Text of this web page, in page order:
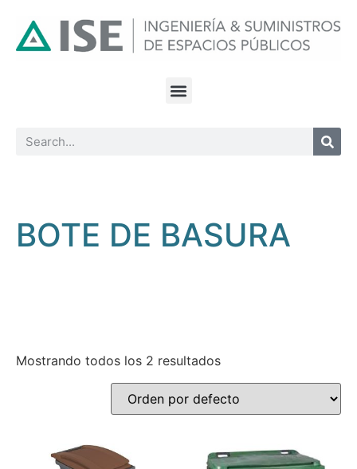
BOTE DE BASURA
Mostrando todos los 2 resultados